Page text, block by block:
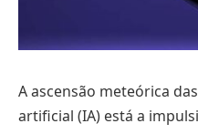
A ascensão meteórica
artificial (IA) está a